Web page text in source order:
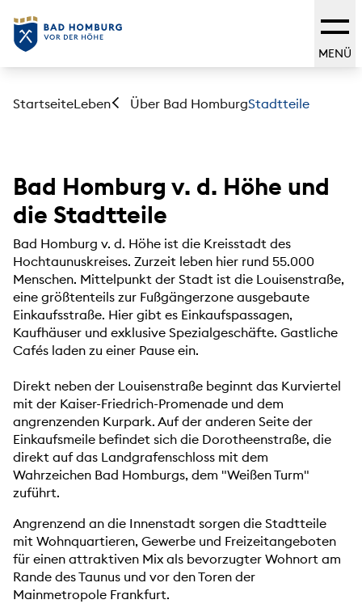
MENÜ
StartseiteLeben Über Bad HomburgStadtteile
Bad Homburg v. d. Höhe und
die Stadtteile
Bad Homburg v. d. Höhe ist die Kreisstadt des
Hochtaunuskreises. Zurzeit leben hier rund 55.000
Menschen. Mittelpunkt der Stadt ist die Louisenstraße,
eine größtenteils zur Fußgängerzone ausgebaute
Einkaufsstraße. Hier gibt es Einkaufspassagen,
Kaufhäuser und exklusive Spezialgeschäfte. Gastliche
Cafés laden zu einer Pause ein.
Direkt neben der Louisenstraße beginnt das Kurviertel
mit der Kaiser-Friedrich-Promenade und dem
angrenzenden Kurpark. Auf der anderen Seite der
Einkaufsmeile befindet sich die Dorotheenstraße, die
direkt auf das Landgrafenschloss mit dem
Wahrzeichen Bad Homburgs, dem "Weißen Turm"
zuführt.
Angrenzend an die Innenstadt sorgen die Stadtteile
mit Wohnquartieren, Gewerbe und Freizeitangeboten
für einen attraktiven Mix als bevorzugter Wohnort am
Rande des Taunus und vor den Toren der
Mainmetropole Frankfurt.